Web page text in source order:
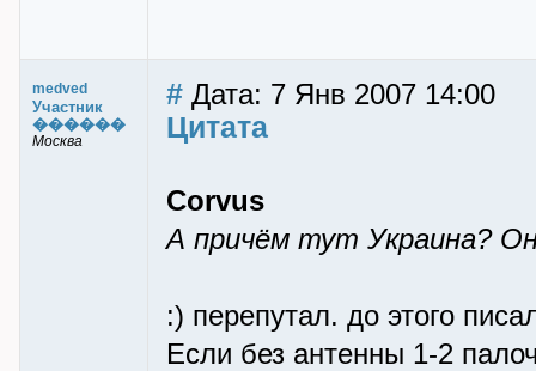
medved
Участник
������
Москва
# Дата: 7 Янв 2007 14:00
Цитата
Corvus
А причём тут Украина?
:) перепутал. до этого
Если без антенны 1-2